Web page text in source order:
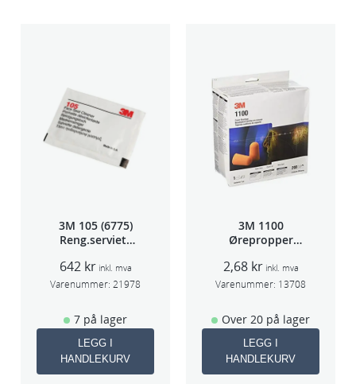
3M 105 (6775)
Reng.serviett
642 kr inkl. mva
Varenummer: 21978
7 på lager
LEGG I
HANDLEKURV
3M 1100
Ørepropper
2,68 kr inkl. mva
Varenummer: 13708
Over 20 på lager
LEGG I
HANDLEKURV